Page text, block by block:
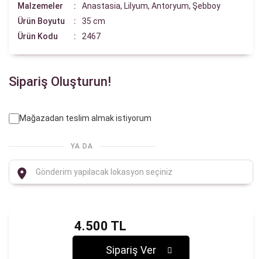
Malzemeler
Anastasia, Lilyum, Antoryum, Şebboy
Ürün Boyutu
35 cm
Ürün Kodu
2467
Sipariş Oluşturun!
Mağazadan teslim almak istiyorum
YA DA
4.500 TL
Sipariş Ver